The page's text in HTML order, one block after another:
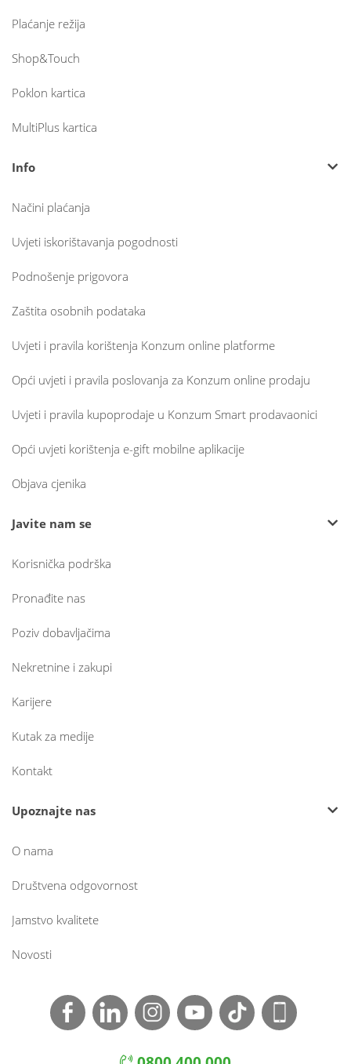
Plaćanje režija
Shop&Touch
Poklon kartica
MultiPlus kartica
Info
Načini plaćanja
Uvjeti iskorištavanja pogodnosti
Podnošenje prigovora
Zaštita osobnih podataka
Uvjeti i pravila korištenja Konzum online platforme
Opći uvjeti i pravila poslovanja za Konzum online prodaju
Uvjeti i pravila kupoprodaje u Konzum Smart prodavaonici
Opći uvjeti korištenja e-gift mobilne aplikacije
Objava cjenika
Javite nam se
Korisnička podrška
Pronađite nas
Poziv dobavljačima
Nekretnine i zakupi
Karijere
Kutak za medije
Kontakt
Upoznajte nas
O nama
Društvena odgovornost
Jamstvo kvalitete
Novosti